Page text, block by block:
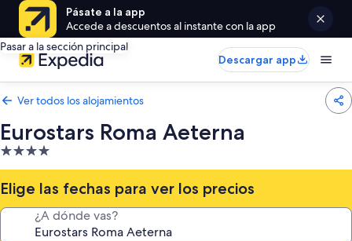
Pásate a la app
Accede a descuentos al instante con la app
Pasar a la sección principal
Descargar app
Ver todos los alojamientos
Eurostars Roma Aeterna
Alojamiento
de
4.0 estrellas
Elige las fechas para ver los precios
¿A dónde vas?